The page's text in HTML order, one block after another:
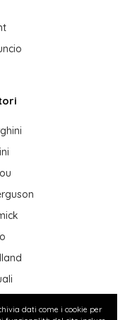
dati come i cookie per